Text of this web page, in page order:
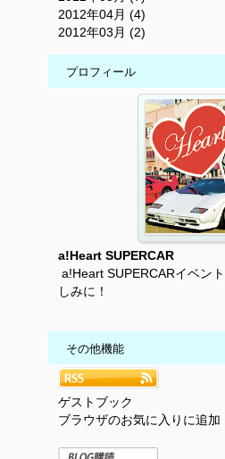
2012年04月 (4)
2012年03月 (2)
プロフィール
a!Heart SUPERCAR
a!Heart SUPERCARイベン
しみに！
その他機能
ゲストブック
ブラウザのお気に入りに追加